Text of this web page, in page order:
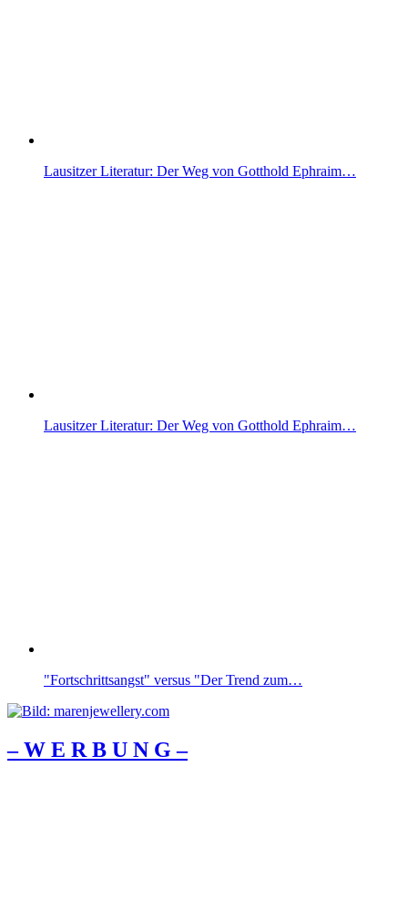
Lausitzer Literatur: Der Weg von Gotthold Ephraim…
Lausitzer Literatur: Der Weg von Gotthold Ephraim…
"Fortschrittsangst" versus "Der Trend zum…
– W Ε R Β U Ν G –